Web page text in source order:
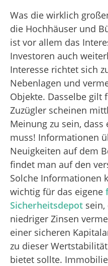
Was die wirklich
die Hochhäuser und
ist vor allem das
Investoren auch
Interesse richtet sich
Nebenlagen und
Objekte. Dasselbe gilt
Zuzügler scheinen
Meinung zu sein,
muss! Informationen
Neuigkeiten auf dem
findet man auf den
Solche Informationen
wichtig für das eigene
Sicherheitsdepot
niedriger Zinsen
einer sicheren
zu dieser
bietet sollte.